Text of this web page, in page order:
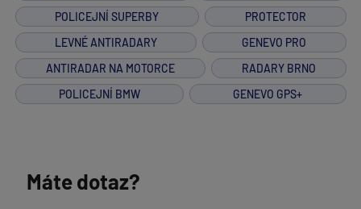
POLICEJNÍ SUPERBY
PROTECTOR
LEVNÉ ANTIRADARY
GENEVO PRO
ANTIRADAR NA MOTORCE
RADARY BRNO
POLICEJNÍ BMW
GENEVO GPS+
Máte dotaz?